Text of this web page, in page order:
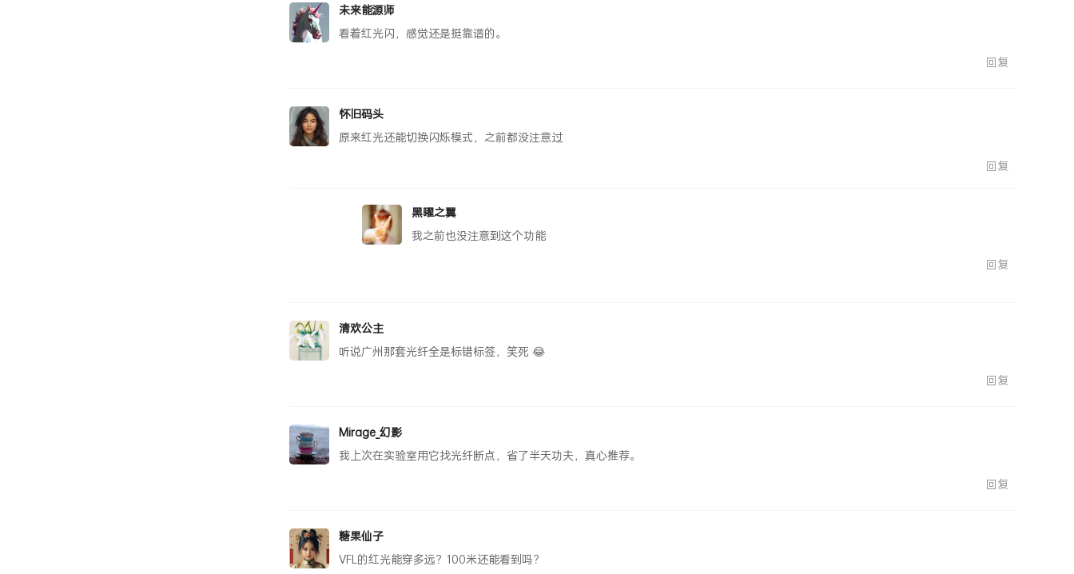
未来能源师
看着红光闪，感觉还是挺靠谱的。
回复
怀旧码头
原来红光还能切换闪烁模式，之前都没注意过
回复
黑曜之翼
我之前也没注意到这个功能
回复
清欢公主
听说广州那套光纤全是标错标签，笑死 😂
回复
Mirage_幻影
我上次在实验室用它找光纤断点，省了半天功夫，真心推荐。
回复
糖果仙子
VFL的红光能穿多远？100米还能看到吗？